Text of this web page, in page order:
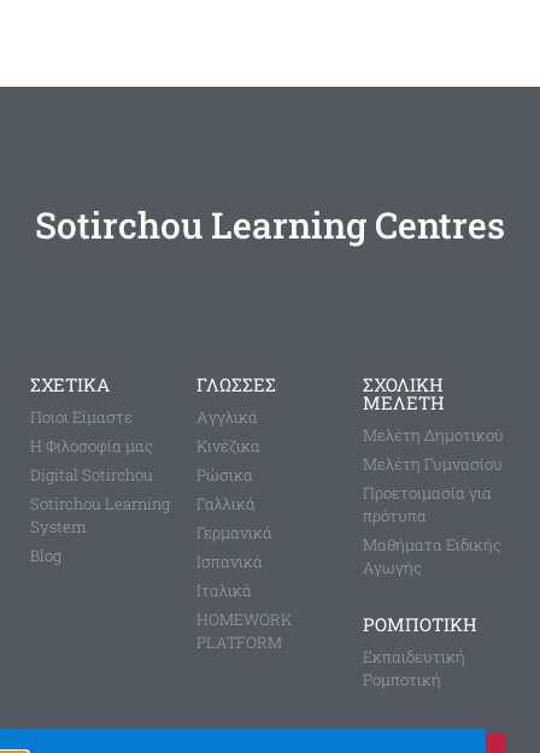
Sotirchou Learning Centres
ΣΧΕΤΙΚΑ
Ποιοι Είμαστε
Η Φιλοσοφία μας
Digital Sotirchou
Sotirchou Learning
System
Blog
ΓΛΩΣΣΕΣ
Aγγλικά
Κινέζικα
Ρώσικα
Γαλλικά
Γερμανικά
Ισπανικά
Ιταλικά
HOMEWORK
PLATFORM
ΣΧΟΛΙΚΗ
ΜΕΛΕΤΗ
Μελέτη Δημοτικού
Μελέτη Γυμνασίου
Προετοιμασία για
πρότυπα
Μαθήματα Ειδικής
Αγωγής
ΡΟΜΠΟΤΙΚΗ
Εκπαιδευτική
Ρομποτική